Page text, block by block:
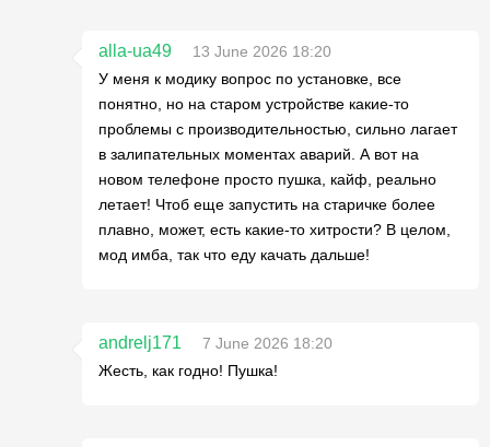
alla-ua49
13 June 2026 18:20
У меня к модику вопрос по установке, все
понятно, но на старом устройстве какие-то
проблемы с производительностью, сильно лагает
в залипательных моментах аварий. А вот на
новом телефоне просто пушка, кайф, реально
летает! Чтоб еще запустить на старичке более
плавно, может, есть какие-то хитрости? В целом,
мод имба, так что еду качать дальше!
andrelj171
7 June 2026 18:20
Жесть, как годно! Пушка!